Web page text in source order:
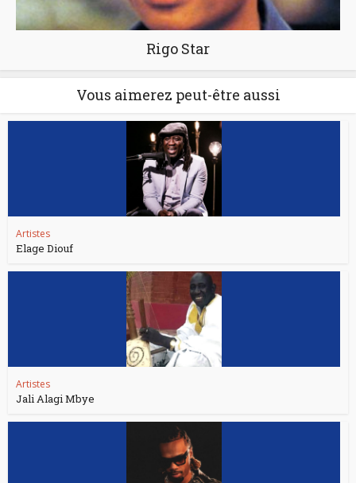
Rigo Star
Vous aimerez peut-être aussi
Artistes
Elage Diouf
Artistes
Jali Alagi Mbye